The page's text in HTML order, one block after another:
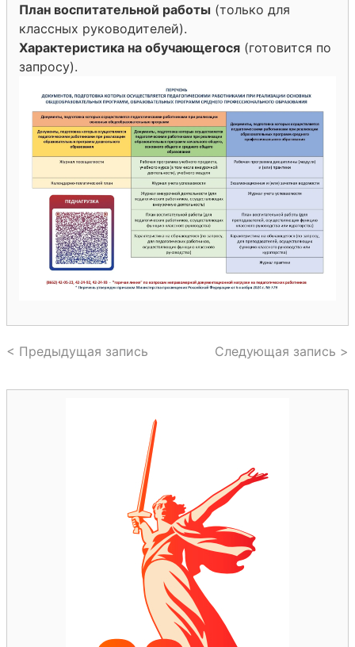
План воспитательной работы (только для
классных руководителей).
Характеристика на обучающегося (готовится по
запросу).
< Предыдущая запись Следующая запись >